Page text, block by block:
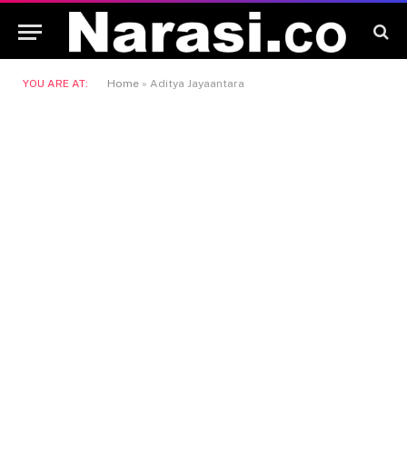
YOU ARE AT: Home » Aditya Jayaantara